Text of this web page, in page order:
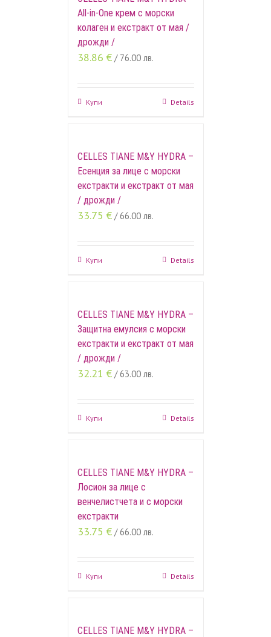
All-in-One крем с морски
колаген и екстракт от мая /
дрожди /
38.86 € / 76.00 лв.
Купи Details
CELLES TIANE M&Y HYDRA –
Есенция за лице с морски
екстракти и екстракт от мая
/ дрожди /
33.75 € / 66.00 лв.
Купи Details
CELLES TIANE M&Y HYDRA –
Защитна емулсия с морски
екстракти и екстракт от мая
/ дрожди /
32.21 € / 63.00 лв.
Купи Details
CELLES TIANE M&Y HYDRA –
Лосион за лице с
венчелистчета и с морски
екстракти
33.75 € / 66.00 лв.
Купи Details
CELLES TIANE M&Y HYDRA –